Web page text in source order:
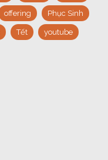
offering Phục Sinh
Tết youtube